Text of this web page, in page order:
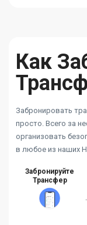
Как
Забронировать
просто. Всего за
организовать
в любое из наших
Забронируйте
Трансфер